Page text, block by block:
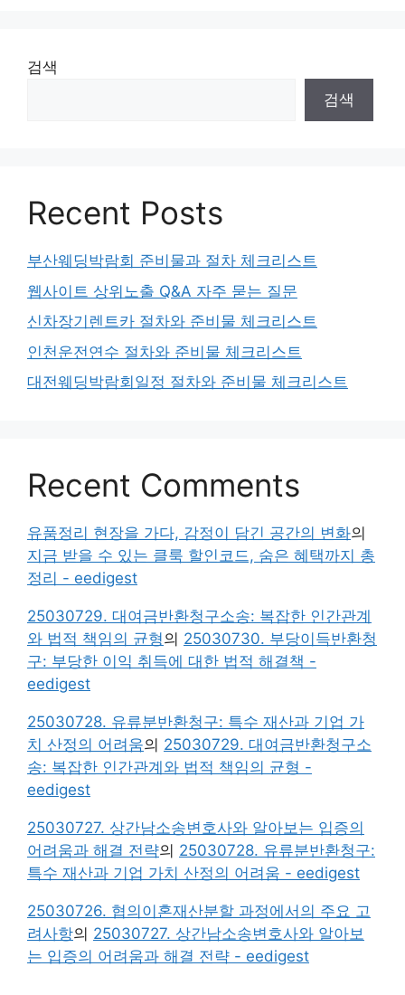
검색
검색
Recent Posts
부산웨딩박람회 준비물과 절차 체크리스트
웹사이트 상위노출 Q&A 자주 묻는 질문
신차장기렌트카 절차와 준비물 체크리스트
인천운전연수 절차와 준비물 체크리스트
대전웨딩박람회일정 절차와 준비물 체크리스트
Recent Comments
유품정리 현장을 가다, 감정이 담긴 공간의 변화의
지금 받을 수 있는 클룩 할인코드, 숨은 혜택까지 총
정리 - eedigest
25030729. 대여금반환청구소송: 복잡한 인간관계
와 법적 책임의 균형의 25030730. 부당이득반환청
구: 부당한 이익 취득에 대한 법적 해결책 -
eedigest
25030728. 유류분반환청구: 특수 재산과 기업 가
치 산정의 어려움의 25030729. 대여금반환청구소
송: 복잡한 인간관계와 법적 책임의 균형 -
eedigest
25030727. 상간남소송변호사와 알아보는 입증의
어려움과 해결 전략의 25030728. 유류분반환청구:
특수 재산과 기업 가치 산정의 어려움 - eedigest
25030726. 협의이혼재산분할 과정에서의 주요 고
려사항의 25030727. 상간남소송변호사와 알아보
는 입증의 어려움과 해결 전략 - eedigest